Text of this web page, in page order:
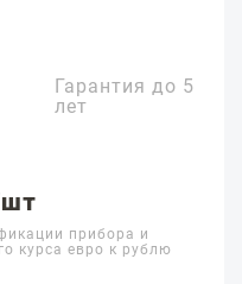
Гарантия до 5
лет
прибора и
курса евро к рублю